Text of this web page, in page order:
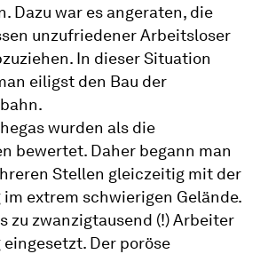
Dazu war es angeraten, die
unzufriedener Arbeitsloser
In dieser Situation
eiligst den Bau der
wurden als die
bewertet. Daher begann man
Stellen gleiczeitig mit der
im extrem schwierigen Gelände.
zu zwanzigtausend (!) Arbeiter
Der poröse